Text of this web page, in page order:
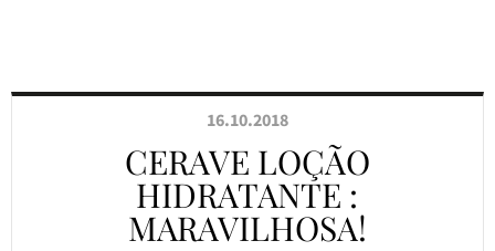
16.10.2018
CERAVE LOÇÃO
HIDRATANTE :
MARAVILHOSA!